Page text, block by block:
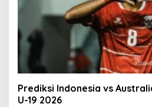
Prediksi Indonesia vs
U-19 2026